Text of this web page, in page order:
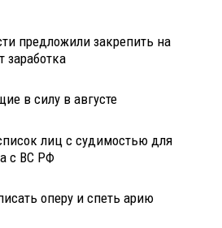
предложили закрепить на
заработка
в силу в августе
лиц с судимостью для
с ВС РФ
оперу и спеть арию